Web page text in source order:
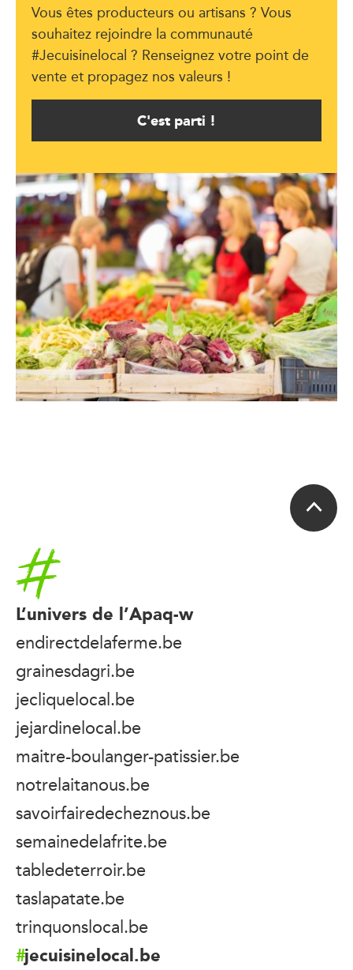
Vous êtes producteurs ou artisans ? Vous
souhaitez rejoindre la communauté
#Jecuisinelocal ? Renseignez votre point de
vente et propagez nos valeurs !
C'est parti !
Accueil
L’univers de l’Apaq-w
endirectdelaferme.be
grainesdagri.be
jecliquelocal.be
jejardinelocal.be
maitre-boulanger-patissier.be
notrelaitanous.be
savoirfairedecheznous.be
semainedelafrite.be
tabledeterroir.be
taslapatate.be
trinquonslocal.be
jecuisinelocal.be